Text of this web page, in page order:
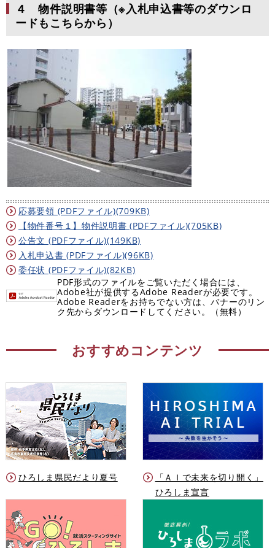
４ 物件説明書等（※入札申込書等のダウンロ
ードもこちらから）
応募要領 (PDFファイル)(709KB)
【物件番号１】物件説明書 (PDFファイル)(705KB)
公告文 (PDFファイル)(149KB)
入札申込書 (PDFファイル)(96KB)
委任状 (PDFファイル)(82KB)
PDF形式のファイルをご覧いただく場合には、
Adobe社が提供するAdobe Readerが必要です。
Adobe Readerをお持ちでない方は、バナーのリン
ク先からダウンロードしてください。（無料）
おすすめコンテンツ
ひろしま県民だより夏号
「ＡＩで未来を切り開く」
ひろしま宣言